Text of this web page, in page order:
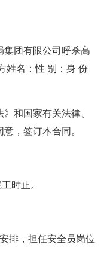
集团有限公司呼杀高
姓名：性 别：身 份
和国家有关法律、
，签订本合同。
时止。
排，担任安全员岗位